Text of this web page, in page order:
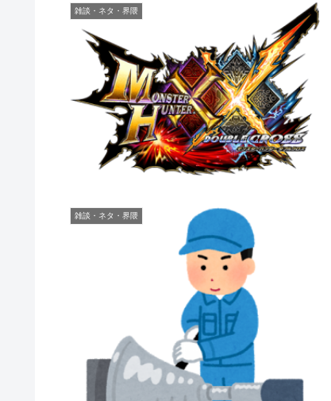
雑談・ネタ・界隈
雑談・ネタ・界隈